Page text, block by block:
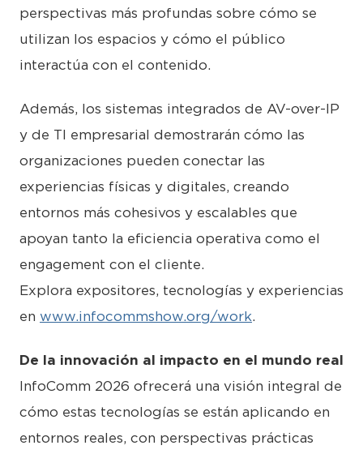
perspectivas más profundas sobre cómo se
utilizan los espacios y cómo el público
interactúa con el contenido.
Además, los sistemas integrados de AV-over-IP
y de TI empresarial demostrarán cómo las
organizaciones pueden conectar las
experiencias físicas y digitales, creando
entornos más cohesivos y escalables que
apoyan tanto la eficiencia operativa como el
engagement con el cliente.
Explora expositores, tecnologías y experiencias
en www.infocommshow.org/work.
De la innovación al impacto en el mundo real
InfoComm 2026 ofrecerá una visión integral de
cómo estas tecnologías se están aplicando en
entornos reales, con perspectivas prácticas